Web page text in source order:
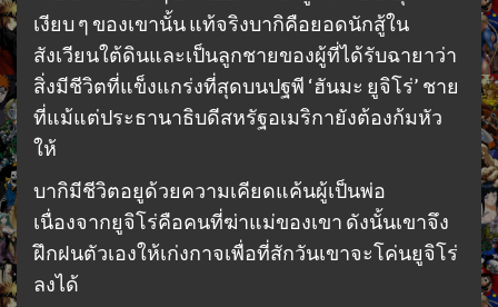
เงียบ ๆ ของเขานั้น แท้จริงบากิคือยอดนักสู้ใน
สังเวียนใต้ดินและเป็นลูกชายของผู้ที่ได้รับฉายาว่า
สิ่งมีชีวิตที่แข็งแกร่งที่สุดบนปฐพี ‘ฮันมะ ยูจิโร่’ ชาย
ที่แม้แต่ประธานาธิบดีสหรัฐอเมริกายังต้องก้มหัว
ให้
บากิมีชีวิตอยูด้วยความเคียดแค้นผู้เป็นพ่อ
เนื่องจากยูจิโร่คือคนที่ฆ่าแม่ของเขา ดังนั้นเขาจึง
ฝึกฝนตัวเองให้เก่งกาจเพื่อที่สักวันเขาจะโค่นยูจิโร่
ลงได้